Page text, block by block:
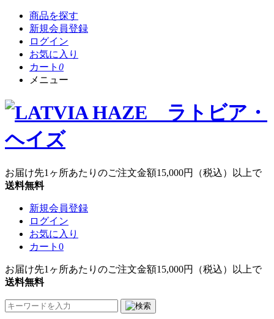
商品を探す
新規会員登録
ログイン
お気に入り
カート 0
メニュー
お届け先1ヶ所あたりのご注文金額15,000円
（税込）以上で
送料無料
新規会員登録
ログイン
お気に入り
カート 0
お届け先1ヶ所あたりのご注文金額15,000円
（税込）以上で
送料無料